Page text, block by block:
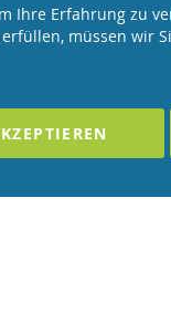
Ihre Erfahrung zu
müssen wir